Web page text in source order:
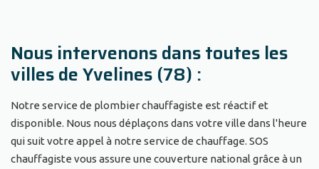
Nous intervenons dans toutes les
villes de Yvelines (78) :
Notre service de plombier chauffagiste est réactif et
disponible. Nous nous déplaçons dans votre ville dans l'heure
qui suit votre appel à notre service de chauffage. SOS
chauffagiste vous assure une couverture national grâce à un